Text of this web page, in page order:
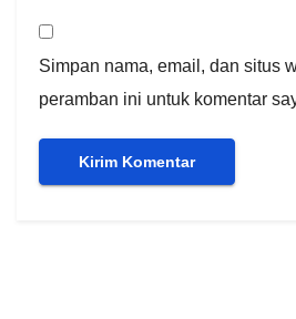
Simpan nama, email, dan situs
peramban ini untuk komentar